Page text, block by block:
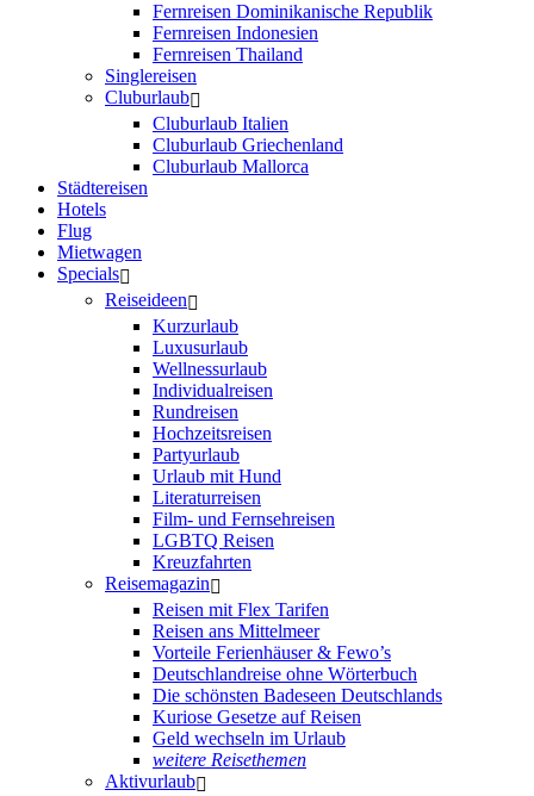
Fernreisen Dominikanische Republik
Fernreisen Indonesien
Fernreisen Thailand
Singlereisen
Cluburlaub
Cluburlaub Italien
Cluburlaub Griechenland
Cluburlaub Mallorca
Städtereisen
Hotels
Flug
Mietwagen
Specials
Reiseideen
Kurzurlaub
Luxusurlaub
Wellnessurlaub
Individualreisen
Rundreisen
Hochzeitsreisen
Partyurlaub
Urlaub mit Hund
Literaturreisen
Film- und Fernsehreisen
LGBTQ Reisen
Kreuzfahrten
Reisemagazin
Reisen mit Flex Tarifen
Reisen ans Mittelmeer
Vorteile Ferienhäuser & Fewo’s
Deutschlandreise ohne Wörterbuch
Die schönsten Badeseen Deutschlands
Kuriose Gesetze auf Reisen
Geld wechseln im Urlaub
weitere Reisethemen
Aktivurlaub